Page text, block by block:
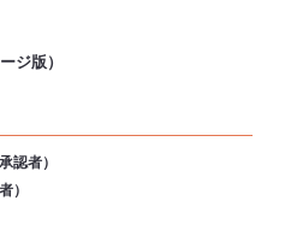
ジ版）
認者）
）